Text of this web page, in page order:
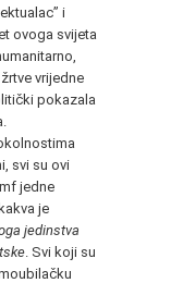
i
ovoga svijeta
vrijedne
pokazala
svi su ovi
jedne
je
jedinstva
. Svi koji su